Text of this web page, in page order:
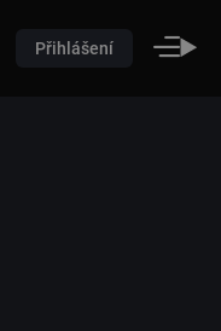
Přihlášení